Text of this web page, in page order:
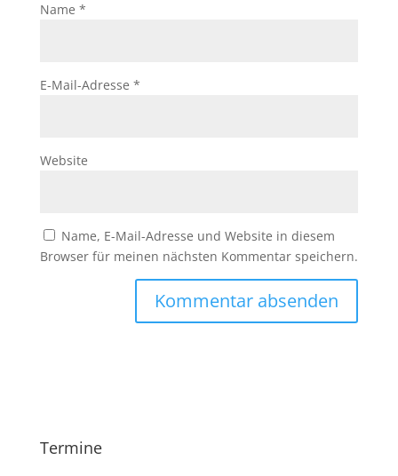
Name *
E-Mail-Adresse *
Website
Name, E-Mail-Adresse und Website in diesem
Browser für meinen nächsten Kommentar speichern.
Termine